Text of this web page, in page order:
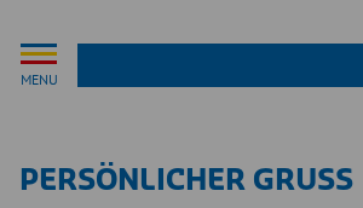
MENU
PERSÖNLICHER GRUSS